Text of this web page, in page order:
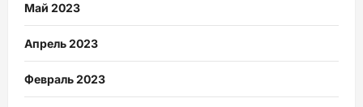
Май 2023
Апрель 2023
Февраль 2023